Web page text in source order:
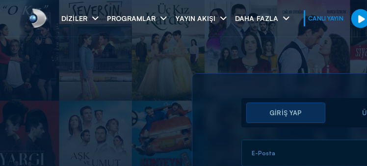
DIZILER PROGRAMLAR YAYIN AKIŞI DAHA FAZLA CANLI YAYIN
Arama
GİRİŞ YAP
E-Posta